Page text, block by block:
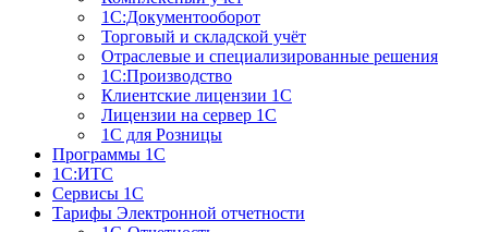
1С:Документооборот
Торговый и складской учёт
Отраслевые и специализированные решения
1С:Производство
Клиентские лицензии 1С
Лицензии на сервер 1С
1С для Розницы
Программы 1С
1С:ИТС
Сервисы 1С
Тарифы Электронной отчетности